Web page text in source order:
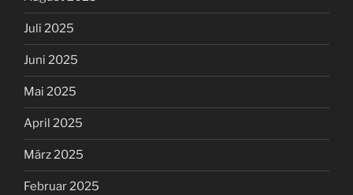
Juli 2025
Juni 2025
Mai 2025
April 2025
März 2025
Februar 2025